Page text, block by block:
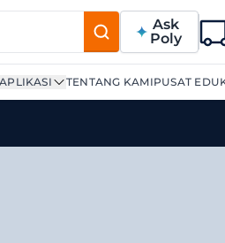
Ask
Poly
TENTANG KAMIPUSAT